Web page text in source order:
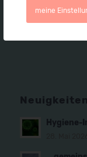
meine
Hygiene-